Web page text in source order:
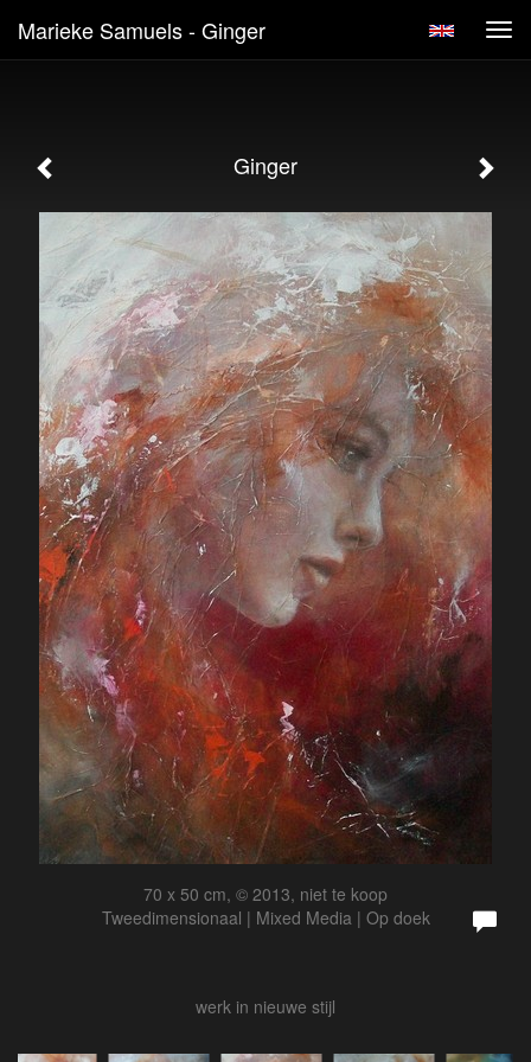
Marieke Samuels - Ginger
Ginger
70 x 50 cm, © 2013, niet te koop
Tweedimensionaal | Mixed Media | Op doek
werk in nieuwe stijl